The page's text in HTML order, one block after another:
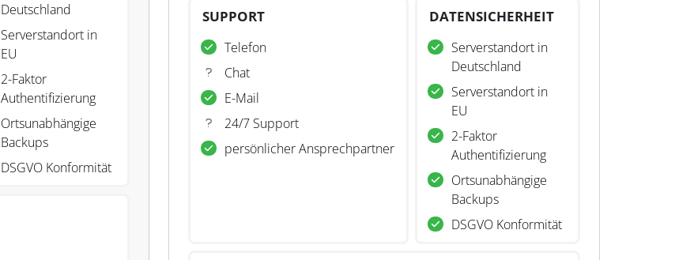
Deutschland
Serverstandort in
EU
2-Faktor
Authentifizierung
Ortsunabhängige
Backups
DSGVO Konformität
SUPPORT
Telefon
Chat
E-Mail
24/7 Support
persönlicher Ansprechpartner
DATENSICHERHEIT
Serverstandort in
Deutschland
Serverstandort in
EU
2-Faktor
Authentifizierung
Ortsunabhängige
Backups
DSGVO Konformität